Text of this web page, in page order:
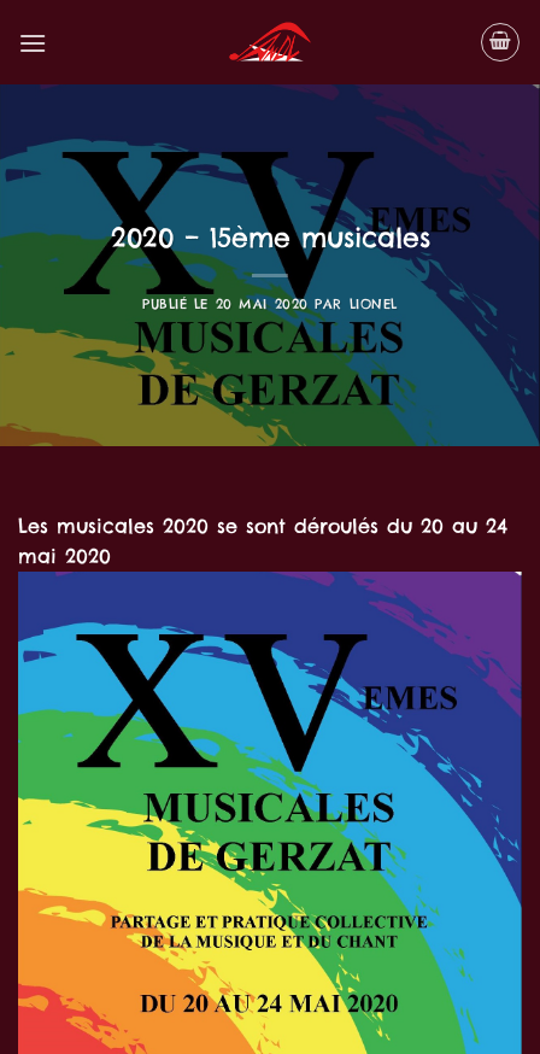
au
2020 – 15ème musicales
PUBLIÉ LE 20 MAI 2020 PAR LIONEL
Les musicales 2020 se sont déroulés du 20 au 24
mai 2020